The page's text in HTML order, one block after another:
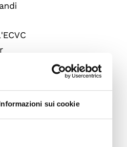
sui cookie
i
piccoli